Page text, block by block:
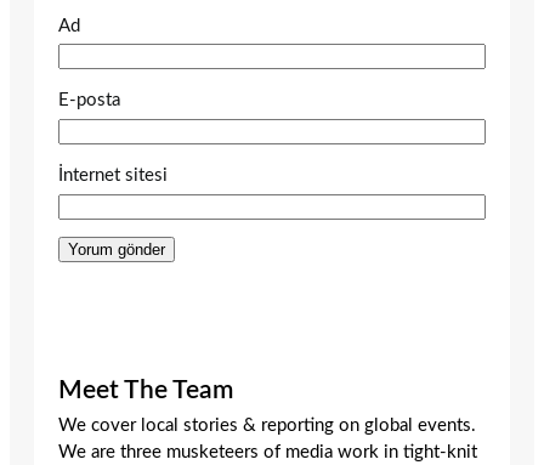
Ad
E-posta
İnternet sitesi
Meet The Team
We cover local stories & reporting on global events.
We are three musketeers of media work in tight-knit